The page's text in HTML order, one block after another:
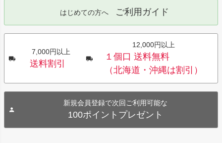
はじめての方へ ご利用ガイド
7,000円以上
送料割引
12,000円以上
１個口 送料無料
（北海道・沖縄は割引）
新規会員登録で次回ご利用可能な
100ポイントプレゼント